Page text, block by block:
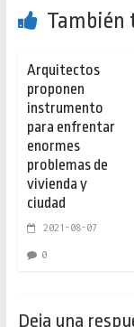
También
Arquitectos
proponen
instrumento
para enfrentar
enormes
problemas de
vivienda y
ciudad
2021-08-07
0
Deja una